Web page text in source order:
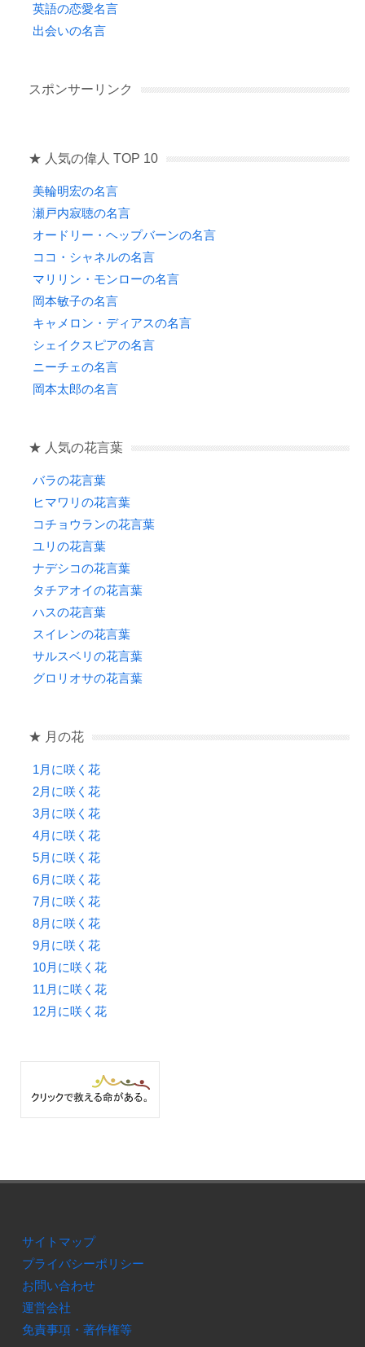
英語の恋愛名言
出会いの名言
スポンサーリンク
★ 人気の偉人 TOP 10
美輪明宏の名言
瀬戸内寂聴の名言
オードリー・ヘップバーンの名言
ココ・シャネルの名言
マリリン・モンローの名言
岡本敏子の名言
キャメロン・ディアスの名言
シェイクスピアの名言
ニーチェの名言
岡本太郎の名言
★ 人気の花言葉
バラの花言葉
ヒマワリの花言葉
コチョウランの花言葉
ユリの花言葉
ナデシコの花言葉
タチアオイの花言葉
ハスの花言葉
スイレンの花言葉
サルスベリの花言葉
グロリオサの花言葉
★ 月の花
1月に咲く花
2月に咲く花
3月に咲く花
4月に咲く花
5月に咲く花
6月に咲く花
7月に咲く花
8月に咲く花
9月に咲く花
10月に咲く花
11月に咲く花
12月に咲く花
サイトマップ
プライバシーポリシー
お問い合わせ
運営会社
免責事項・著作権等